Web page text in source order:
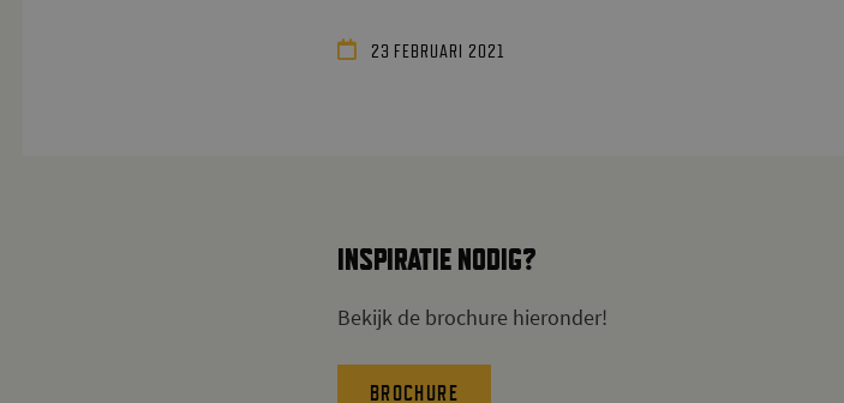
23 FEBRUARI 2021
INSPIRATIE NODIG?
Bekijk de brochure hieronder!
BROCHURE